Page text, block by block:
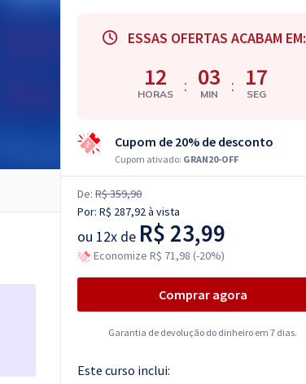
ESSAS OFERTAS ACABAM EM:
12
HORAS : 03
MIN : 16
SEG
Cupom de 20% de desconto
Cupom ativado: GRAN20-OFF
De: R$ 359,90
Por: R$ 287,92à vista
ou 12x de R$ 23,99
Economize R$ 71,98 (-20%)
Comprar agora
Garantia de devolução do dinheiro em 7 dias.
Este curso inclui: